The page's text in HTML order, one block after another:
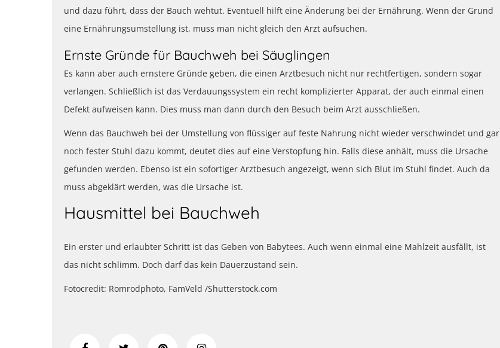
und dazu führt, dass der Bauch wehtut. Eventuell hilft eine Änderung bei der Ernährung. Wenn der Grund
eine Ernährungsumstellung ist, muss man nicht gleich den Arzt aufsuchen.
Ernste Gründe für Bauchweh bei Säuglingen
Es kann aber auch ernstere Gründe geben, die einen Arztbesuch nicht nur rechtfertigen, sondern sogar
verlangen. Schließlich ist das Verdauungssystem ein recht komplizierter Apparat, der auch einmal einen
Defekt aufweisen kann. Dies muss man dann durch den Besuch beim Arzt ausschließen.
Wenn das Bauchweh bei der Umstellung von flüssiger auf feste Nahrung nicht wieder verschwindet und gar
noch fester Stuhl dazu kommt, deutet dies auf eine Verstopfung hin. Falls diese anhält, muss die Ursache
gefunden werden. Ebenso ist ein sofortiger Arztbesuch angezeigt, wenn sich Blut im Stuhl findet. Auch da
muss abgeklärt werden, was die Ursache ist.
Hausmittel bei Bauchweh
Ein erster und erlaubter Schritt ist das Geben von Babytees. Auch wenn einmal eine Mahlzeit ausfällt, ist
das nicht schlimm. Doch darf das kein Dauerzustand sein.
Fotocredit: Romrodphoto, FamVeld /Shutterstock.com